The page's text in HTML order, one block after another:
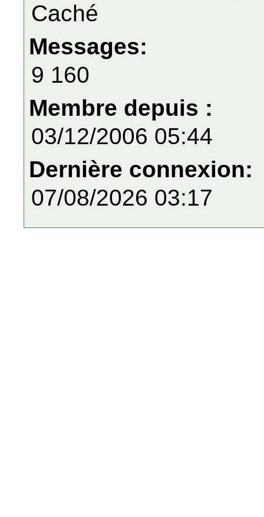
Caché
Messages:
9 160
Membre depuis :
03/12/2006 05:44
Dernière connexion:
07/08/2026 03:17